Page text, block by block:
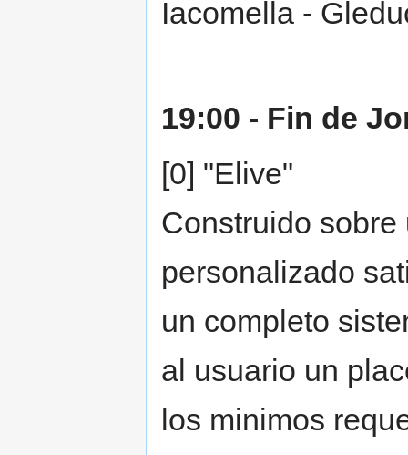
Iacomella -
19:00 - Fin de
[0] "Elive"
Construido
personalizado
un completo
al usuario un
los minimos